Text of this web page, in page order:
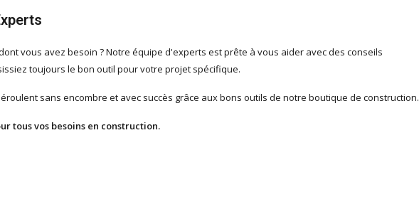
vous avez besoin ? Notre équipe d'experts est prête à vous aider avec des conseils
toujours le bon outil pour votre projet spécifique.
sans encombre et avec succès grâce aux bons outils de notre boutique de construction.
tous vos besoins en construction.